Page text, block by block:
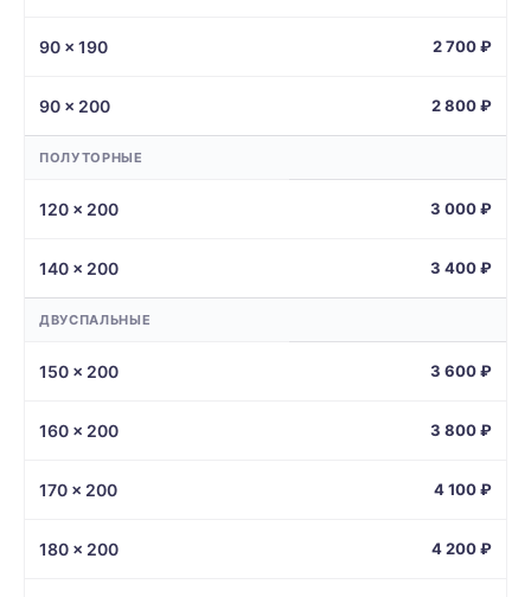
90 × 190 2 700 ₽
90 × 200 2 800 ₽
ПОЛУТОРНЫЕ
120 × 200 3 000 ₽
140 × 200 3 400 ₽
ДВУСПАЛЬНЫЕ
150 × 200 3 600 ₽
160 × 200 3 800 ₽
170 × 200 4 100 ₽
180 × 200 4 200 ₽